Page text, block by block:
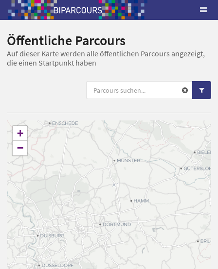
Öffentliche Parcours
Auf dieser Karte werden alle öffentlichen Parcours angezeigt,
die einen Startpunkt haben
+
−